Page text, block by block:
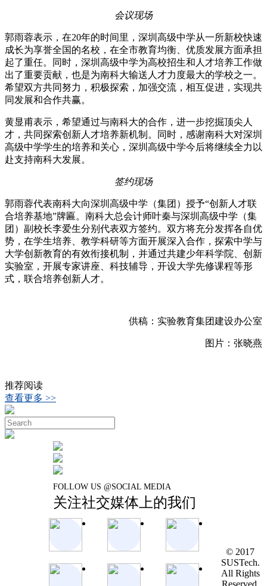
会议现场
郭雨蓉表示，在20年的时间里，深圳高级中学从一所新校快速
成长为享誉全国的名校，在全市教育均衡、优质发展方面承担
起了重任。同时，深圳高级中学为高校招生和人才培养工作做
出了重要贡献，也是为南科大输送人才力度最大的学校之一。
希望双方共同努力，积极探索，加强交流，相互促进，实现共
同发展和合作共赢。
黄显甫表示，希望通过与南科大的合作，进一步挖掘顶尖人
才，共同探索创新人才培养新机制。同时，感谢南科大对深圳
高级中学学生的培养和关心，深圳高级中学今后将继续全力以
赴支持南科大发展。
签约现场
郭雨蓉代表南科大向深圳高级中学（集团）授予“创新人才联
合培养基地”牌匾。南科大总会计师叶秦与深圳高级中学（集
团）副校长李爱生分别代表双方签约。双方将充分发挥各自优
势，在学生培养、教学科研等方面开展深入合作，探索中学与
大学创新教育的有效衔接机制，并通过共建少年科学院、创新
实验室，开展专家讲座、科技辅导，开设大学先修课程等形
式，联合培养创新人才。
供稿：实验教育集团建设办公室
图片：张晓燕
推荐阅读
查看更多 >>
FOLLOW US @SOCIAL MEDIA
关注社交媒体上的我们
© 2017
SUSTech.
All Rights
Reserved.